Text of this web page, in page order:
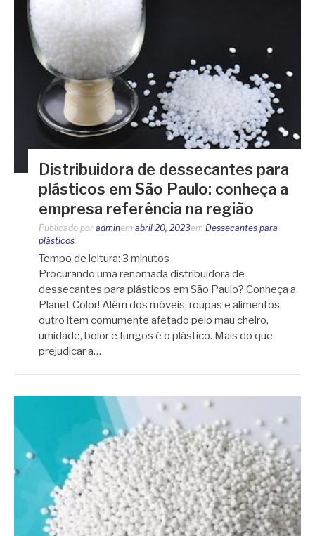
Distribuidora de dessecantes para
plásticos em São Paulo: conheça a
empresa referência na região
Publicado por adminem abril 20, 2023em Dessecantes para
plásticos
Tempo de leitura: 3 minutos
Procurando uma renomada distribuidora de
dessecantes para plásticos em São Paulo? Conheça a
Planet Color! Além dos móveis, roupas e alimentos,
outro item comumente afetado pelo mau cheiro,
umidade, bolor e fungos é o plástico. Mais do que
prejudicar a…